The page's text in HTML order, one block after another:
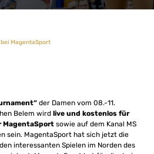
MagentaSport
der Damen vom 08.-11.
Belem wird live und kostenlos für
MagentaSport sowie auf dem Kanal MS
sein. MagentaSport hat sich jetzt die
interessanten Spielen im Norden des